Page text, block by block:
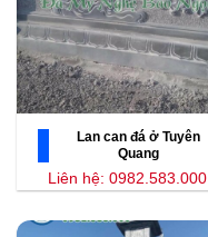
Lan can đá ở Tuyên
Quang
Liên hệ: 0982.583.000